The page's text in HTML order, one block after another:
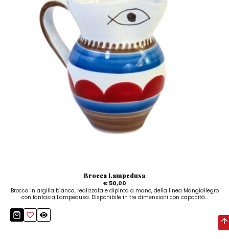
Brocca Lampedusa
€ 50,00
Brocca in argilla bianca, realizzata e dipinta a mano, della linea Mangiallegro
con fantasia Lampedusa. Disponibile in tre dimensioni con capacità...